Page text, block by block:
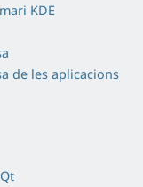
KDE
de les aplicacions